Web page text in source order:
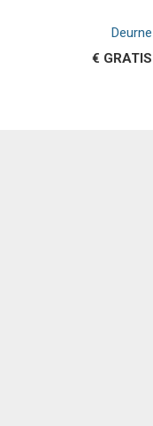
Deurne
€ GRATIS